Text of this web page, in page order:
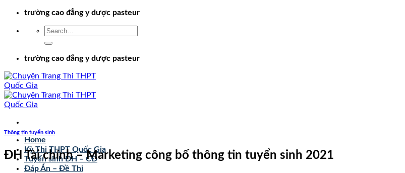
Chuyểntrường cao đẳng y dược pasteur
trường cao đẳng y dược pasteur
Home
Kỳ Thi THPT Quốc Gia
Tuyển sinh ĐH – CĐ
Đáp Án – Đề Thi
Thông tin tuyển sinh
ĐH Tài chính – Marketing công bố thông tin tuyển sinh 2021